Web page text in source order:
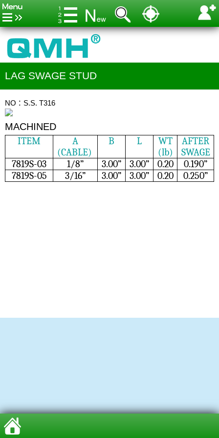
LAG SWAGE STUD
NO：S.S. T316
MACHINED
ITEM
A
(CABLE)
B L
WT
(lb)
AFTER
SWAGE
7819S-03
1/8” 3.00” 3.00” 0.20
0.190”
7819S-05
3/16” 3.00” 3.00” 0.20 0.250”